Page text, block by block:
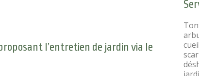
l’entretien de jardin via le